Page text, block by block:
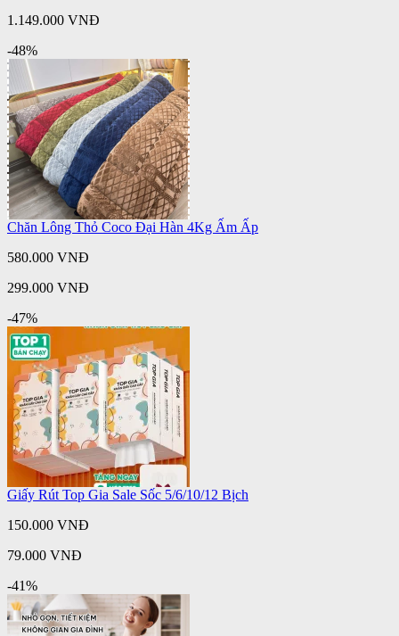
1.149.000 VNĐ
-48%
Chăn Lông Thỏ Coco Đại Hàn 4Kg Ấm Ấp
580.000 VNĐ
299.000 VNĐ
-47%
Giấy Rút Top Gia Sale Sốc 5/6/10/12 Bịch
150.000 VNĐ
79.000 VNĐ
-41%